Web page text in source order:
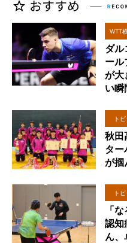
WTT
ダル
ール
が大
い瞬
ト
秋田
ター
が掴
ト
「
認知
ん、